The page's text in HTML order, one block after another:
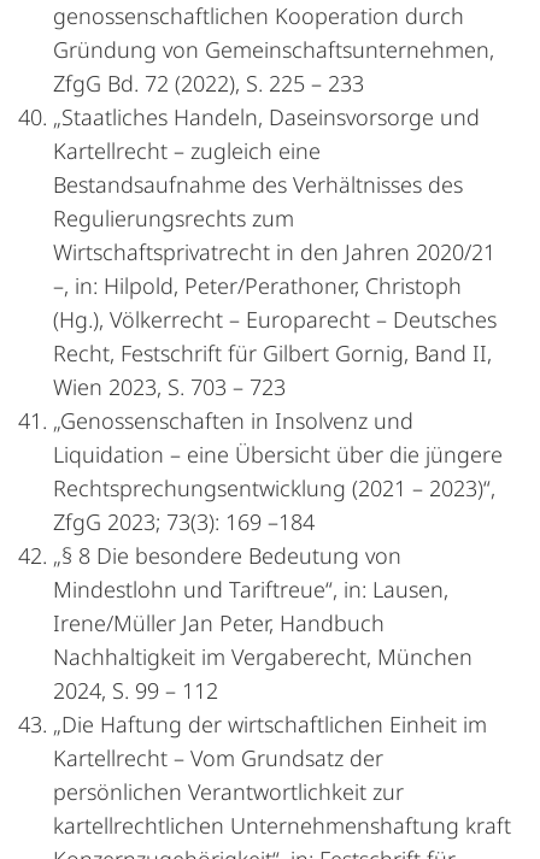
genossenschaftlichen Kooperation durch
Gründung von Gemeinschaftsunternehmen,
ZfgG Bd. 72 (2022), S. 225 – 233
„Staatliches Handeln, Daseinsvorsorge und
Kartellrecht – zugleich eine
Bestandsaufnahme des Verhältnisses des
Regulierungsrechts zum
Wirtschaftsprivatrecht in den Jahren 2020/21
–, in: Hilpold, Peter/Perathoner, Christoph
(Hg.), Völkerrecht – Europarecht – Deutsches
Recht, Festschrift für Gilbert Gornig, Band II,
Wien 2023, S. 703 – 723
„Genossenschaften in Insolvenz und
Liquidation – eine Übersicht über die jüngere
Rechtsprechungsentwicklung (2021 – 2023)“,
ZfgG 2023; 73(3): 169 –184
„§ 8 Die besondere Bedeutung von
Mindestlohn und Tariftreue“, in: Lausen,
Irene/Müller Jan Peter, Handbuch
Nachhaltigkeit im Vergaberecht, München
2024, S. 99 – 112
„Die Haftung der wirtschaftlichen Einheit im
Kartellrecht – Vom Grundsatz der
persönlichen Verantwortlichkeit zur
kartellrechtlichen Unternehmenshaftung kraft